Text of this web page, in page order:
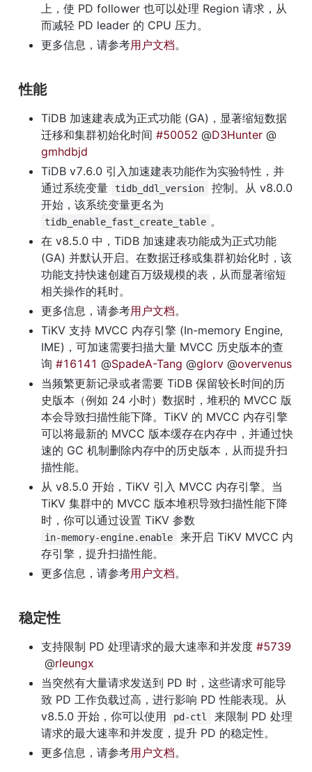
上，使 PD follower 也可以处理 Region 请求，从
而减轻 PD leader 的 CPU 压力。
更多信息，请参考用户文档。
性能
TiDB 加速建表成为正式功能 (GA)，显著缩短数据
迁移和集群初始化时间 #50052 @D3Hunter @
gmhdbjd
TiDB v7.6.0 引入加速建表功能作为实验特性，并
通过系统变量
tidb_ddl_version
控制。从 v8.0.0
开始，该系统变量更名为
tidb_enable_fast_create_table 。
在 v8.5.0 中，TiDB 加速建表功能成为正式功能
(GA) 并默认开启。在数据迁移或集群初始化时，该
功能支持快速创建百万级规模的表，从而显著缩短
相关操作的耗时。
更多信息，请参考用户文档。
TiKV 支持 MVCC 内存引擎 (In-memory Engine,
IME)，可加速需要扫描大量 MVCC 历史版本的查
询 #16141 @SpadeA-Tang @glorv @overvenus
当频繁更新记录或者需要 TiDB 保留较长时间的历
史版本（例如 24 小时）数据时，堆积的 MVCC 版
本会导致扫描性能下降。TiKV 的 MVCC 内存引擎
可以将最新的 MVCC 版本缓存在内存中，并通过快
速的 GC 机制删除内存中的历史版本，从而提升扫
描性能。
从 v8.5.0 开始，TiKV 引入 MVCC 内存引擎。当
TiKV 集群中的 MVCC 版本堆积导致扫描性能下降
时，你可以通过设置 TiKV 参数
in-memory-engine.enable
来开启 TiKV MVCC 内
存引擎，提升扫描性能。
更多信息，请参考用户文档。
稳定性
支持限制 PD 处理请求的最大速率和并发度 #5739
@rleungx
当突然有大量请求发送到 PD 时，这些请求可能导
致 PD 工作负载过高，进行影响 PD 性能表现。从
v8.5.0 开始，你可以使用
pd-ctl
来限制 PD 处理
请求的最大速率和并发度，提升 PD 的稳定性。
更多信息，请参考用户文档。